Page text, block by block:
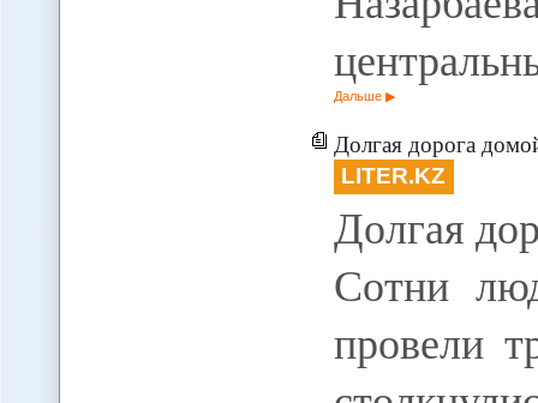
Дальше
Долгая дорога
LITER.KZ
Долгая
Сотни
провели